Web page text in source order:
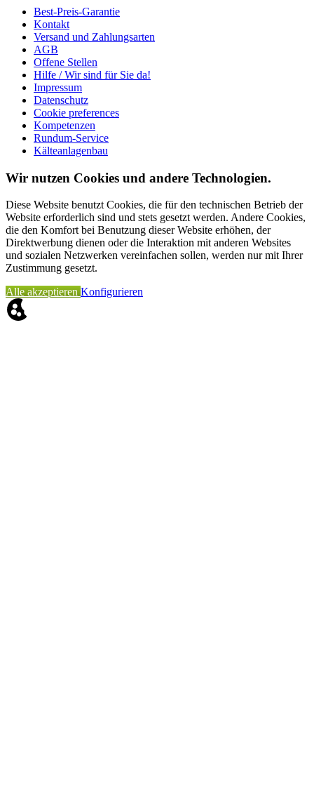
Best-Preis-Garantie
Kontakt
Versand und Zahlungsarten
AGB
Offene Stellen
Hilfe / Wir sind für Sie da!
Impressum
Datenschutz
Cookie preferences
Kompetenzen
Rundum-Service
Kälteanlagenbau
Wir nutzen Cookies und andere Technologien.
Diese Website benutzt Cookies, die für den technischen Betrieb der
Website erforderlich sind und stets gesetzt werden. Andere Cookies,
die den Komfort bei Benutzung dieser Website erhöhen, der
Direktwerbung dienen oder die Interaktion mit anderen Websites
und sozialen Netzwerken vereinfachen sollen, werden nur mit Ihrer
Zustimmung gesetzt.
Alle akzeptierenKonfigurieren